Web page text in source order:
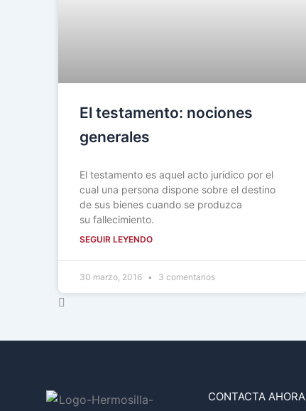
El testamento: nociones
generales
El testamento es aquel acto jurídico por el
cual una persona dispone sobre el destino
de sus bienes cuando se produzca
su fallecimiento.
SEGUIR LEYENDO
30 marzo, 2016 3 comentarios
CONTACTA AHORA